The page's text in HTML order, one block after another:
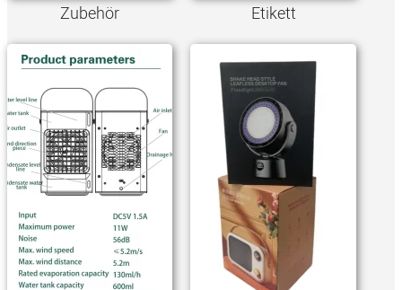
Zubehör Etikett